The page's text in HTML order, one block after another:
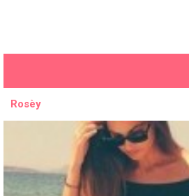
Rosèy